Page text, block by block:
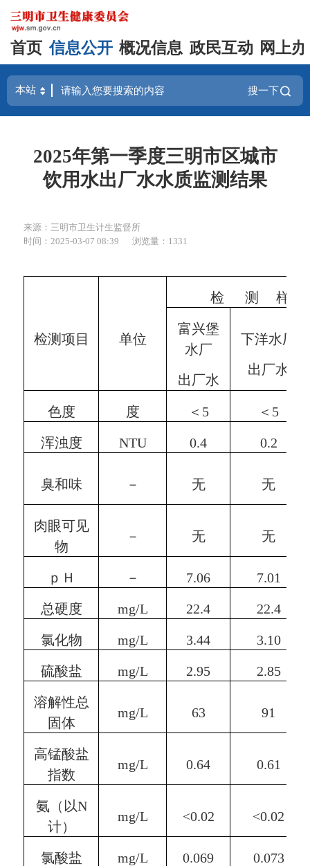
首页 信息公开 概况信息 政民互动 网上
搜一下
2025年第一季度三明市区城市
饮用水出厂水水质监测结果
来源：三明市卫生计生监督所
时间：2025-03-07 08:39
浏览量：1331
检测项目 单位
检 测 样
富兴堡
水厂
出厂水
下洋水厂
出厂水
色度 度 ＜ 5 ＜ 5
浑浊度 NTU 0.4 0.2
臭和味 － 无 无
肉眼可见
物
－ 无 无
ｐＨ － 7.06 7.01
总硬度 mg/L 22.4 22.4
氯化物 mg/L 3.44 3.10
硫酸盐 mg/L 2.95 2.85
溶解性总
固体
mg/L 63 91
高锰酸盐
指数
mg/L 0.64 0.61
氨（以N
计）
mg/L <0.02 <0.02
氯酸盐 mg/L 0.069 0.073